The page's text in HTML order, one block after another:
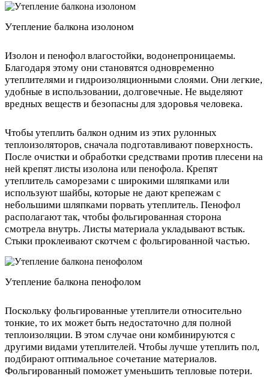
Утепление балкона изолоном
Изолон и пенофол влагостойки, водонепроницаемы.
Благодаря этому они становятся одновременно
утеплителями и гидроизоляционными слоями. Они легкие,
удобные в использовании, долговечные. Не выделяют
вредных веществ и безопасны для здоровья человека.
Чтобы утеплить балкон одним из этих рулонных
теплоизоляторов, сначала подготавливают поверхность.
После очистки и обработки средствами против плесени на
ней крепят листы изолона или пенофола. Крепят
утеплитель саморезами с широкими шляпками или
используют шайбы, которые не дают крепежам с
небольшими шляпками порвать утеплитель. Пенофол
располагают так, чтобы фольгированная сторона
смотрела внутрь. Листы материала укладывают встык.
Стыки проклеивают скотчем с фольгированной частью.
Утепление балкона пенофолом
Поскольку фольгированные утеплители относительно
тонкие, то их может быть недостаточно для полной
теплоизоляции. В этом случае они комбинируются с
другими видами утеплителей. Чтобы лучше утеплить пол,
подбирают оптимальное сочетание материалов.
Фольгированный поможет уменьшить тепловые потери.